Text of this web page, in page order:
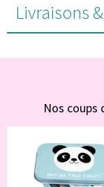
Livraisons
Nos coups